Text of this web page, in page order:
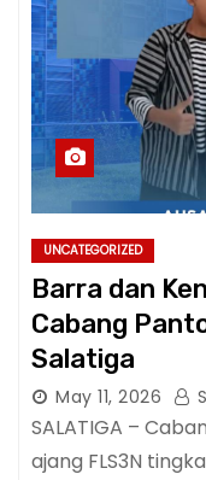
UNCATEGORIZED
Barra dan
Cabang
Salatiga
May 11, 2026
SALATIGA –
ajang FLS3N